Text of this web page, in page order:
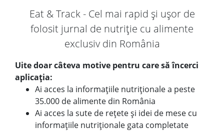
Eat & Track - Cel mai rapid și ușor de
folosit jurnal de nutriție cu alimente
exclusiv din România
Uite doar câteva motive pentru care să încerci
aplicația:
Ai acces la informațiile nutriționale a peste
35.000 de alimente din România
Ai acces la sute de rețete și idei de mese cu
informațiile nutriționale gata completate